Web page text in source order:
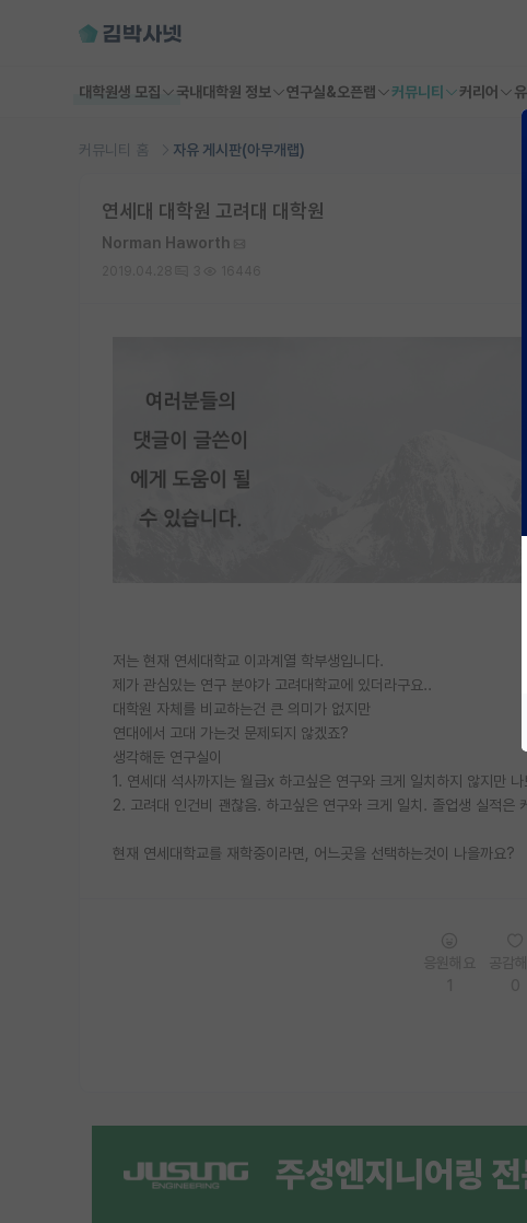
대학원생 모집 국내대학원 정보 연구실&오픈랩 커뮤니티 커리어
커뮤니티 홈 자유 게시판(아무개랩)
연세대 대학원 고려대 대학원
Norman Haworth
저는 현재 연세대학교 이과계열 학부생입니다.
제가 관심있는 연구 분야가 고려대학교에 있더라구요..
대학원 자체를 비교하는건 큰 의미가 없지만
연대에서 고대 가는것 문제되지 않겠죠?
생각해둔 연구실이
1. 연세대 석사까지는 월급x 하고싶은 연구와 크게 일치하지 않지만
2. 고려대 인건비 괜찮음. 하고싶은 연구와 크게 일치. 졸업생 실적은
현재 연세대학교를 재학중이라면, 어느곳을 선택하는것이 나을까요?